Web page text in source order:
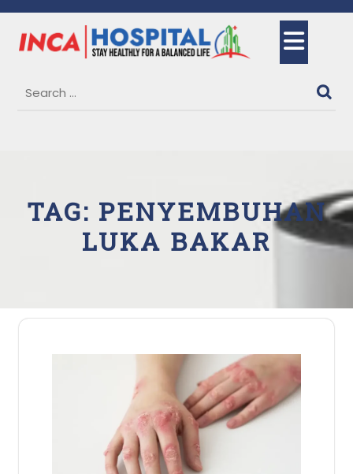
content
TAG: PENYEMBUHAN
LUKA BAKAR